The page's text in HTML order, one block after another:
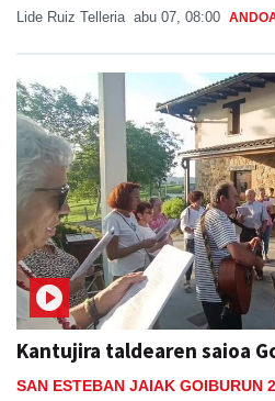
Lide Ruiz Telleria abu 07, 08:00
Kantujira taldearen saioa
SAN ESTEBAN JAIAK GOIBURUN